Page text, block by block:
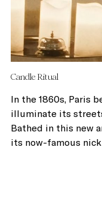
Candle Ritual
In the 1860s, Paris
illuminate its
Bathed in this new
its now-famous